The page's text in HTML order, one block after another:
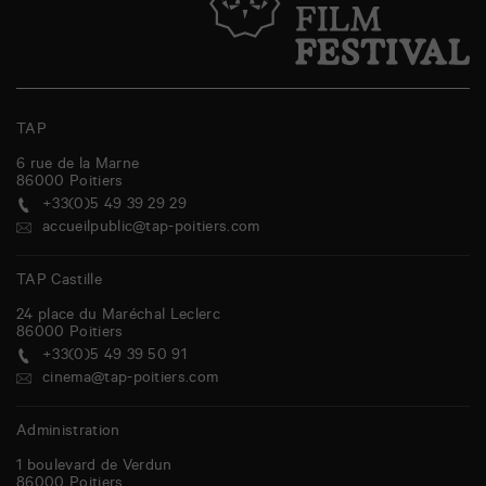
TAP
6 rue de la Marne
86000 Poitiers
+33(0)5 49 39 29 29
accueilpublic@tap-poitiers.com
TAP Castille
24 place du Maréchal Leclerc
86000 Poitiers
+33(0)5 49 39 50 91
cinema@tap-poitiers.com
Administration
1 boulevard de Verdun